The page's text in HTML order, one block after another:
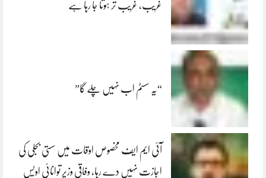
غریب، غریب تر ہوتا جا رہا ہے
“یہ سسٹم اب نہیں چلے گا”
آئی ایم ایف مخصوص اوقات میں سستی بجلی کی
اجازت نہیں دے رہا، وفاقی وزیر توانائی اویس